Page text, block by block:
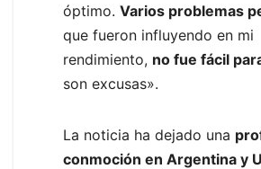
óptimo. Varios problemas
que fueron influyendo en mi
rendimiento, no fue fácil
son excusas».
La noticia ha dejado una
conmoción en Argentina y